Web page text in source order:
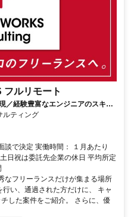
ルリモート
／経験豊富なエンジニアのスキル
ルティング
談で決定 実働時間： １月あたり
日祝は委託先企業の休日 平均所定
なフリーランスだけが集まる場所
い、通過された方だけに、 キャ
した案件をご紹介。 さらに、優